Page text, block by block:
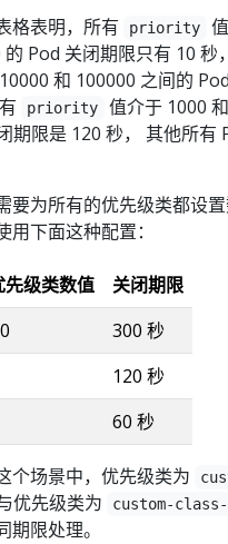
格表明，所有 priority
的 Pod 关闭期限只有 10 秒
和 100000 之间的
priority
值介于 1000
期限是 120 秒， 其他所有
要为所有的优先级类都设
用下面这种配置：
先级类数值
关闭期限
300 秒
120 秒
60 秒
个场景中，优先级类为
优先级类为
custom-
期限处理。